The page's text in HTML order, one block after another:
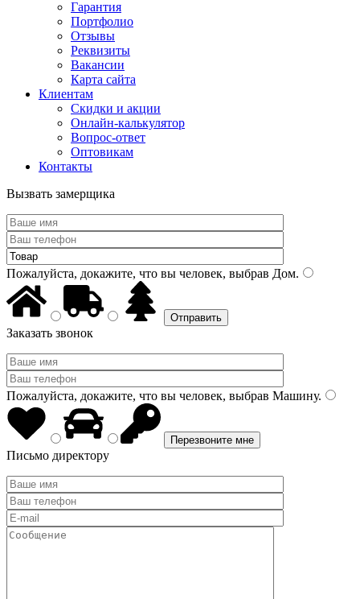
Гарантия
Портфолио
Отзывы
Реквизиты
Вакансии
Карта сайта
Клиентам
Скидки и акции
Онлайн-калькулятор
Вопрос-ответ
Оптовикам
Контакты
Вызвать замерщика
Пожалуйста, докажите, что вы человек, выбрав Дом.
Заказать звонок
Пожалуйста, докажите, что вы человек, выбрав Машину.
Письмо директору